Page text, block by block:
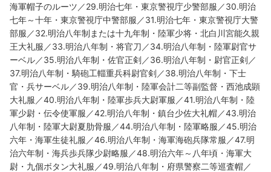
海軍帽子のルーツ／29.明治七年・東京警視庁少警部服／30.明治
七年～十年・東京警視庁中警部服／31.明治七年・東京警視庁大警
部服／32.明治八年制または十九年制・陸軍少将・北白川宮能久親
王大礼服／33.明治八年制・将官刀／34.明治八年制・陸軍尉官サ
ーベル／35.明治八年制・佐官正剣／36.明治八年制・尉官正剣／
37.明治八年制・騎砲工輜重兵科尉官剣／38.明治八年制・下士
官・兵サーベル／39.明治八年制・陸軍会計二等副監督・西池成顕
大礼服／40.明治八年制・陸軍歩兵大尉軍服／41.明治八年制・陸
軍少尉・伝令使軍服／42.明治八年制・鎮台少佐大礼帽／43.明治
八年制・陸軍大尉夏肋骨服／44.明治八年制・陸軍略服／45.明治
六年・海軍生徒礼服／46.明治八年制・海軍海砲兵隊常服／47.明
治六年制・海兵歩兵隊少尉略服／48.明治六年～八年頃・海軍大
尉・九個ボタン大礼服／49.明治八年制・府県警察二等巡査帽／